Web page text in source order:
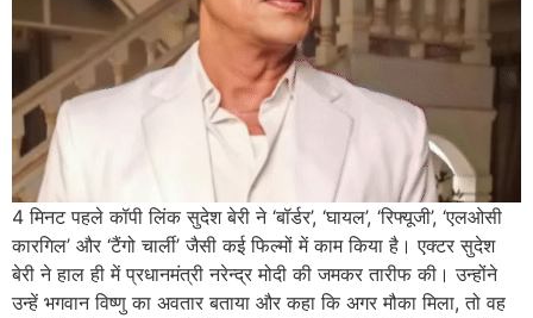
4 मिनट पहले कॉपी लिंक सुदेश बेरी ने ‘बॉर्डर’, ‘घायल’, ‘रिफ्यूजी’, ‘एलओसी
कारगिल’ और ‘टैंगो चार्ली’ जैसी कई फिल्मों में काम किया है। एक्टर सुदेश
बेरी ने हाल ही में प्रधानमंत्री नरेन्द्र मोदी की जमकर तारीफ की। उन्होंने
उन्हें भगवान विष्णु का अवतार बताया और कहा कि अगर मौका मिला, तो वह